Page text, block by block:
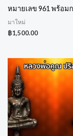
หมายเลข 961 พร้อม
มาใหม่
฿1,500.00